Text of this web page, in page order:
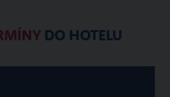
DO HOTELU